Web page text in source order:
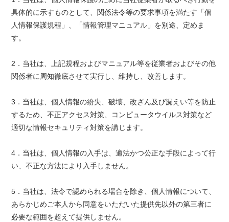
具体的に示すものとして、関係法令等の要求事項を満たす「個
人情報保護規程」、「情報管理マニュアル」を別途、定めま
す。
2．当社は、上記規程およびマニュアル等を従業者およびその他
関係者に周知徹底させて実行し、維持し、改善します。
3．当社は、個人情報の紛失、破壊、改ざん及び漏えい等を防止
するため、不正アクセス対策、コンピュータウイルス対策など
適切な情報セキュリティ対策を講じます。
4．当社は、個人情報の入手は、適法かつ公正な手段によって行
い、不正な方法により入手しません。
5．当社は、法令で認められる場合を除き、個人情報について、
あらかじめご本人から同意をいただいた提供先以外の第三者に
必要な範囲を超えて提供しません。